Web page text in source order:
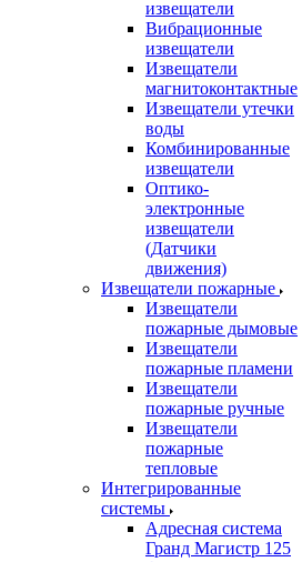
извещатели
Вибрационные
извещатели
Извещатели
магнитоконтактные
Извещатели утечки
воды
Комбинированные
извещатели
Оптико-
электронные
извещатели
(Датчики
движения)
Извещатели пожарные
Извещатели
пожарные дымовые
Извещатели
пожарные пламени
Извещатели
пожарные ручные
Извещатели
пожарные
тепловые
Интегрированные
системы
Адресная система
Гранд Магистр 125